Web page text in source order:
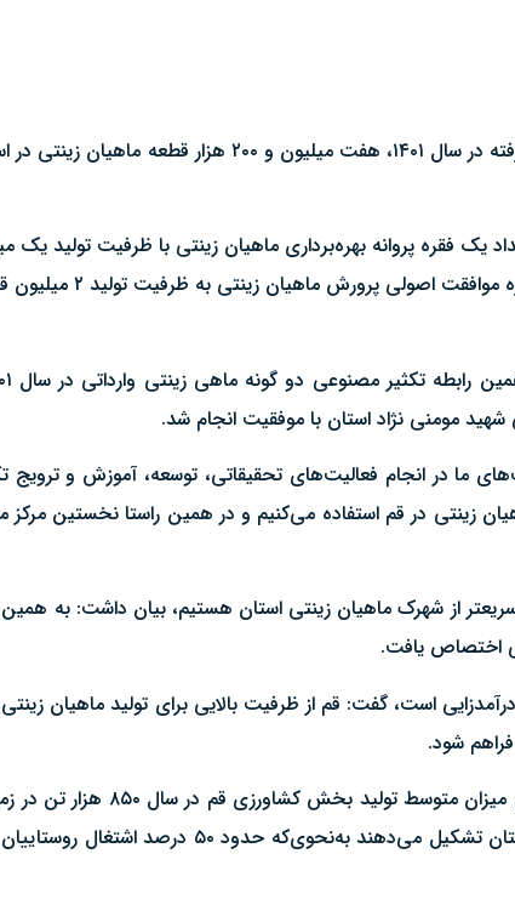
قم – ایرنا – مدیر امور شیلات و آبزیان سازمان جهاد کشاورزی قم گفت: بر اساس پایش صورت گرفته در سال ۱۴۰۱،
طاهری روز شنبه در گفت‌وگو با خبرنگار ایرنا بیان داشت: همچنین در سال ۱۴۰۱ تعداد یک فقره پروانه بهره‌برداری ماهیان زینتی با
سال و ۱۷ فقره پروانه تاسیس ماهیان زینتی با ظرفیت تولید
مومنی نژاد استان با موفقیت انجام شد.
ما در انجام فعالیت‌های تحقیقاتی، توسعه، آموزش و ترویج
زینتی در قم استفاده می‌کنیم و در همین راستا نخستین مرکز
از شهرک ماهیان زینتی استان هستیم، بیان داشت: به
است، گفت: قم از ظرفیت بالایی برای تولید ماهیان
شود.
بیش از ۱۴ هزار بهره‌بردار در زمینه تولید محصولات کشاورزی در استان قم
زراعی،‌ باغی،‌ دامی، شیلات و گلخانه‌ای است؛ بیشتر بهره‌برداران بخش کشاورزی را روستاییان استان